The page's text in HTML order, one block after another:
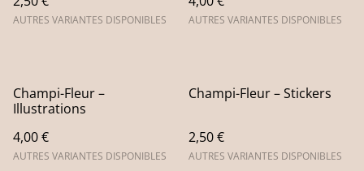
AUTRES VARIANTES DISPONIBLES AUTRES VARIANTES DISPONIBLES
Champi-Fleur –
Illustrations
4,00 €
AUTRES VARIANTES DISPONIBLES
Champi-Fleur – Stickers
2,50 €
AUTRES VARIANTES DISPONIBLES